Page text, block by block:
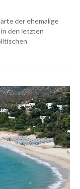
der ehemalige
in den letzten